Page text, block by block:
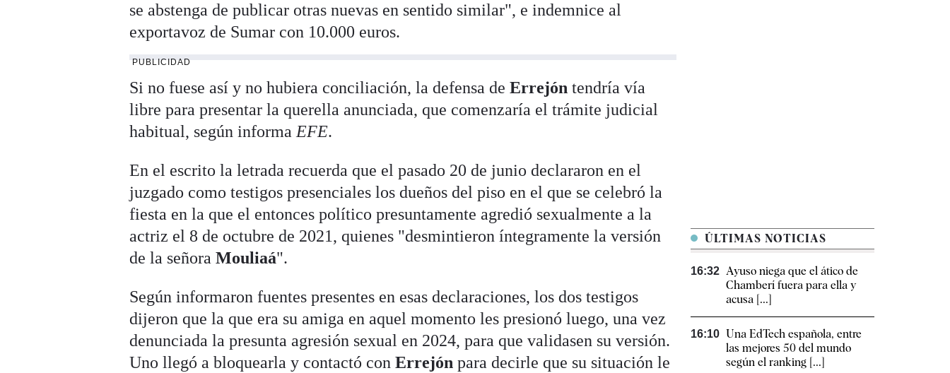
se abstenga de publicar otras nuevas en sentido similar", e indemnice al
exportavoz de Sumar con 10.000 euros.
PUBLICIDAD
Si no fuese así y no hubiera conciliación, la defensa deErrejón tendría vía
libre para presentar la querella anunciada, que comenzaría el trámite judicial
habitual, según informa EFE.
En el escrito la letrada recuerda que el pasado 20 de junio declararon en el
juzgado como testigos presenciales los dueños del piso en el que se celebró la
fiesta en la que el entonces político presuntamente agredió sexualmente a la
actriz el 8 de octubre de 2021, quienes "desmintieron íntegramente la versión
de la señoraMouliaá".
Según informaron fuentes presentes en esas declaraciones, los dos testigos
dijeron que la que era su amiga en aquel momento les presionó luego, una vez
denunciada la presunta agresión sexual en 2024, para que validasen su versión.
Uno llegó a bloquearla y contactó conErrejón para decirle que su situación le
ÚLTIMAS NOTICIAS
16:32 Ayuso niega que el ático de
Chamberí fuera para ella y
acusa [...]
16:10 Una EdTech española, entre
las mejores 50 del mundo
según el ranking [...]